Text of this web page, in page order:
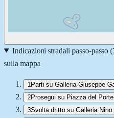
Indicazioni stradali passo-passo (
sulla mappa
1 Parti su Galleria Giuseppe
2Prosegui su Piazza del
3Svolta dritto su Galleria Nino